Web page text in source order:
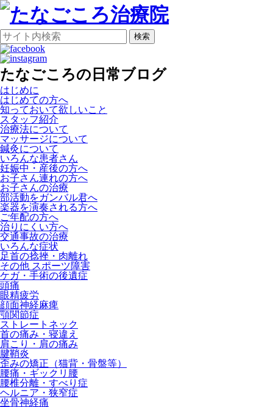
検索
たなごころの日常ブログ
はじめに
はじめての方へ
知っておいて欲しいこと
スタッフ紹介
治療法について
マッサージについて
鍼灸について
いろんな患者さん
妊娠中・産後の方へ
お子さん連れの方へ
お子さんの治療
部活動をガンバル君へ
楽器を演奏される方へ
ご年配の方へ
治りにくい方へ
交通事故の治療
いろんな症状
足首の捻挫・肉離れ
その他 スポーツ障害
ケガ・手術の後遺症
頭痛
眼精疲労
顔面神経麻痺
顎関節症
ストレートネック
首の痛み・寝違え
肩こり・肩の痛み
腱鞘炎
歪みの矯正（猫背・骨盤等）
腰痛・ギックリ腰
腰椎分離・すべり症
ヘルニア・狭窄症
坐骨神経痛